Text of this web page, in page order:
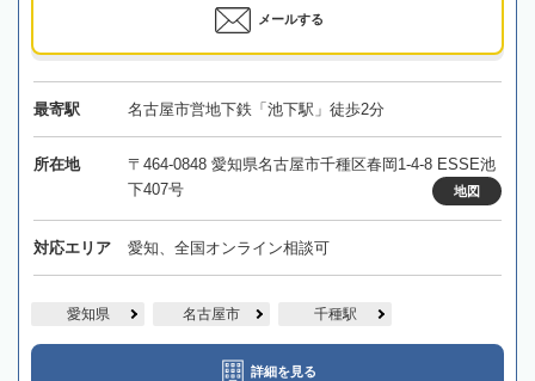
メールする
最寄駅 名古屋市営地下鉄「池下駅」徒歩2分
所在地
〒464-0848 愛知県名古屋市千種区春岡1-4-8 ESSE池
下407号
地図
対応エリア 愛知、全国オンライン相談可
愛知県 名古屋市 千種駅
詳細を見る